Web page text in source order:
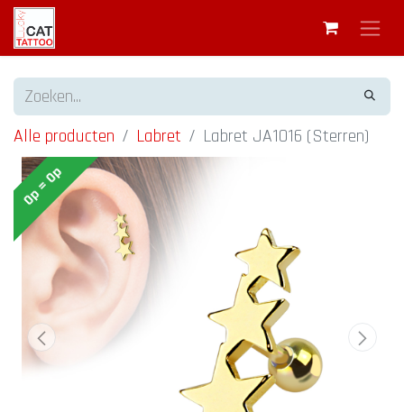
Alle producten Labret Labret JA1016 (Sterren)
Op = Op